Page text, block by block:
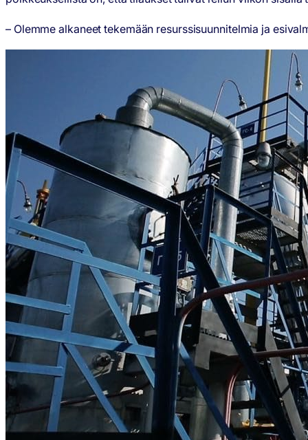
– Olemme alkaneet tekemään resurssisuunnitelmia ja